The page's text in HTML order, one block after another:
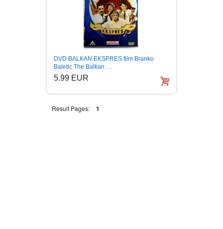
DVD BALKAN EKSPRES film Branko
Baletic The Balkan …
5.99 EUR
Result Pages: 1